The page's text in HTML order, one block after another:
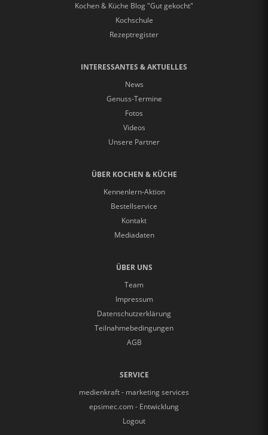
Kochen & Küche Blog "Gut gekocht"
Kochschule
Rezeptregister
INTERESSANTES & AKTUELLES
News
Genuss-Termine
Fotos
Videos
Unsere Partner
ÜBER KOCHEN & KÜCHE
Kennenlern-Aktion
Bestellservice
Kontakt
Mediadaten
ÜBER UNS
Team
Impressum
Datenschutzerklärung
Teilnahmebedingungen
AGB
SERVICE
medienkraft - marketing services
epsimec.com - Entwicklung
Logout